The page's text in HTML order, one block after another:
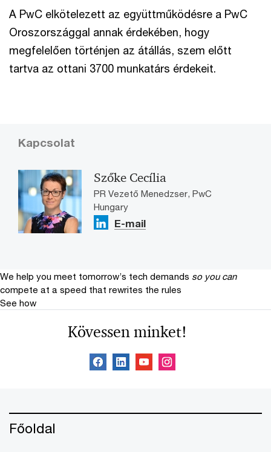
A PwC elkötelezett az együttműködésre a PwC
Oroszországgal annak érdekében, hogy
megfelelően történjen az átállás, szem előtt
tartva az ottani 3700 munkatárs érdekeit.
Kapcsolat
Szőke Cecília
PR Vezető Menedzser, PwC
Hungary
E-mail
We help you meet tomorrow’s tech demands so you can
compete at a speed that rewrites the rules
See how
Kövessen minket!
Főoldal